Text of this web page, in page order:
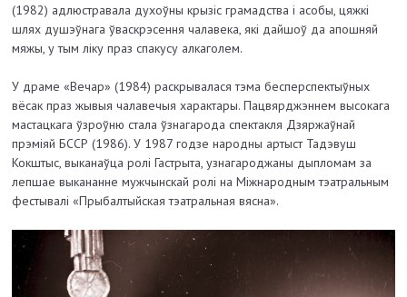
(1982) адлюстравала духоўны крызіс грамадства і асобы, цяжкі
шлях душэўнага ўваскрэсення чалавека, які дайшоў да апошняй
мяжы, у тым ліку праз спакусу алкаголем.
У драме «Вечар» (1984) раскрывалася тэма бесперспектыўных
вёсак праз жывыя чалавечыя характары. Пацвярджэннем высокага
мастацкага ўзроўню стала ўзнагарода спектакля Дзяржаўнай
прэміяй БССР (1986). У 1987 годзе народны артыст Тадэвуш
Кокштыс, выканаўца ролі Гастрыта, узнагароджаны дыпломам за
лепшае выкананне мужчынскай ролі на Міжнародным тэатральным
фестывалі «Прыбалтыйская тэатральная вясна».